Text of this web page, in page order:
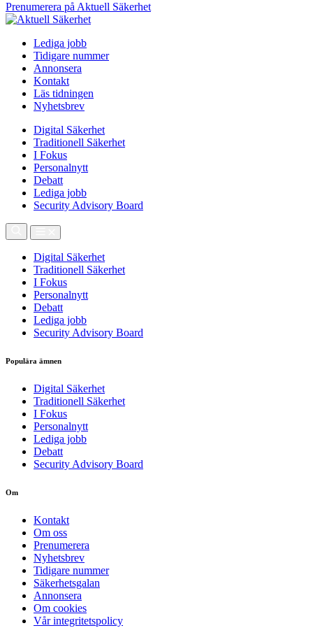
Prenumerera på Aktuell Säkerhet
Lediga jobb
Tidigare nummer
Annonsera
Kontakt
Läs tidningen
Nyhetsbrev
Digital Säkerhet
Traditionell Säkerhet
I Fokus
Personalnytt
Debatt
Lediga jobb
Security Advisory Board
Digital Säkerhet
Traditionell Säkerhet
I Fokus
Personalnytt
Debatt
Lediga jobb
Security Advisory Board
Populära ämnen
Digital Säkerhet
Traditionell Säkerhet
I Fokus
Personalnytt
Lediga jobb
Debatt
Security Advisory Board
Om
Kontakt
Om oss
Prenumerera
Nyhetsbrev
Tidigare nummer
Säkerhetsgalan
Annonsera
Om cookies
Vår integritetspolicy